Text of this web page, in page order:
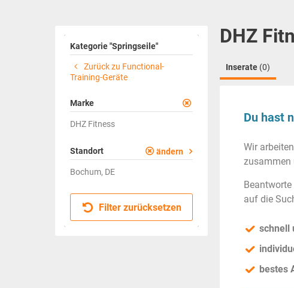
Kategorie "Springseile"
Zurück zu Functional-
Training-Geräte
Marke
DHZ Fitness
Standort ändern
Bochum, DE
Filter zurücksetzen
DHZ
Inserate (0)
Du hast
Wir
zusammen
auf die
schnell
bestes